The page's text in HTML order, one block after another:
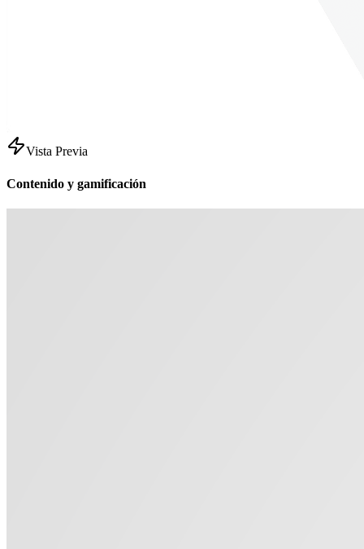
Vista Previa
Contenido y gamificación